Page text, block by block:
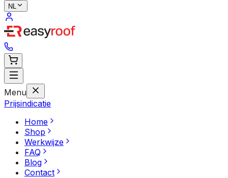
NL
Menu
Prijsindicatie
Home
Shop
Werkwijze
FAQ
Blog
Contact